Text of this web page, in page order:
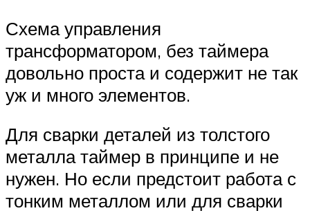
Схема управления
трансформатором, без таймера
довольно проста и содержит не так
уж и много элементов.
Для сварки деталей из толстого
металла таймер в принципе и не
нужен. Но если предстоит работа с
тонким металлом или для сварки